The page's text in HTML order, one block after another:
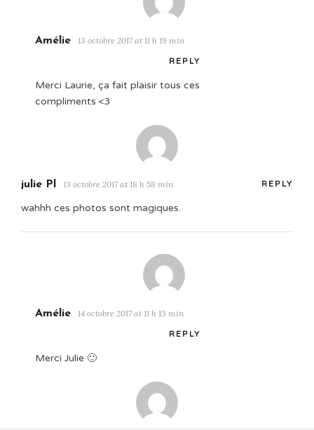
Amélie 13 octobre 2017 at 11 h 19 min
REPLY
Merci Laurie, ça fait plaisir tous ces
compliments <3
julie Pl 13 octobre 2017 at 18 h 58 min REPLY
wahhh ces photos sont magiques.
Amélie 14 octobre 2017 at 11 h 13 min
REPLY
Merci Julie 🙂